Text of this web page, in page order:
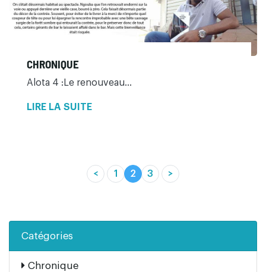
CHRONIQUE
Alota 4 :Le renouveau...
LIRE LA SUITE
< 1 2(current)
3 >
Catégories
Chronique